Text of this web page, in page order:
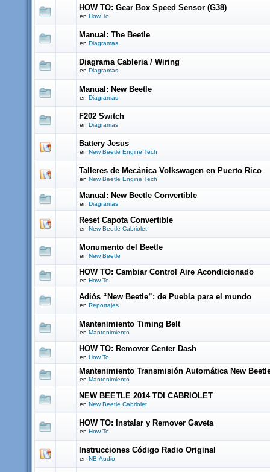
HOW TO: Gear Box Speed Sensor (G38)
en How To
Manual: The Beetle
en Diagramas
Diagrama Cableria / Wiring
en Diagramas
Manual: New Beetle
en Diagramas
F202 Switch
en Diagramas
Battery Jesus
en New Beetle Engine Tech
Talleres de Mecánica Volkswagen en Puerto Rico
en New Beetle Engine Tech
Manual: New Beetle Convertible
en Diagramas
Reset Capota Convertible
en New Beetle Cabriolet
Monumento del Beetle
en New Beetle
HOW TO: Cambiar Control Aire Acondicionado
en How To
Adiós “New Beetle”: de Puebla para el mundo
en Reportajes
Mantenimiento Timing Belt
en Mantenimiento
HOW TO: Remover Center Dash
en How To
Mantenimiento Transmisión Automática New
en Mantenimiento
NEW BEETLE 2014 TDI CABRIOLET
en New Beetle Cabriolet
HOW TO: Instalar y Remover Gaveta
en How To
Instrucciones Código Radio Original
en NB-Audio